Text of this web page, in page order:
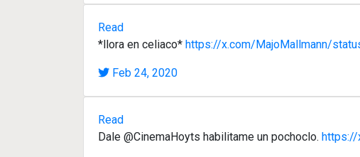
Read
*llora en celiaco* https://x.com/MajoMallmann/
Feb 24, 2020
Read
Dale @CinemaHoyts habilitame un pochoclo.